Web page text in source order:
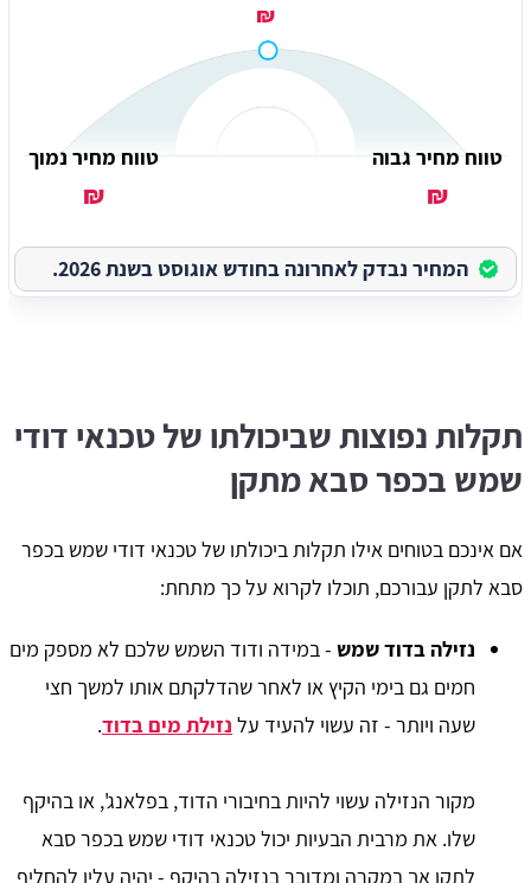
₪
טווח מחיר גבוה
₪
טווח מחיר נמוך
₪
המחיר נבדק לאחרונה בחודש אוגוסט בשנת 2026.
תקלות נפוצות שביכולתו של טכנאי דודי
שמש בכפר סבא מתקן
אם אינכם בטוחים אילו תקלות ביכולתו של טכנאי דודי שמש בכפר
סבא לתקן עבורכם, תוכלו לקרוא על כך מתחת:
נזילה בדוד שמש - במידה ודוד השמש שלכם לא מספק מים
חמים גם בימי הקיץ או לאחר שהדלקתם אותו למשך חצי
שעה ויותר - זה עשוי להעיד על נזילת מים בדוד.
מקור הנזילה עשוי להיות בחיבורי הדוד, בפלאנג', או בהיקף
שלו. את מרבית הבעיות יכול טכנאי דודי שמש בכפר סבא
לתקן אך במקרה ומדובר בנזילה בהיקף - יהיה עליו להחליף